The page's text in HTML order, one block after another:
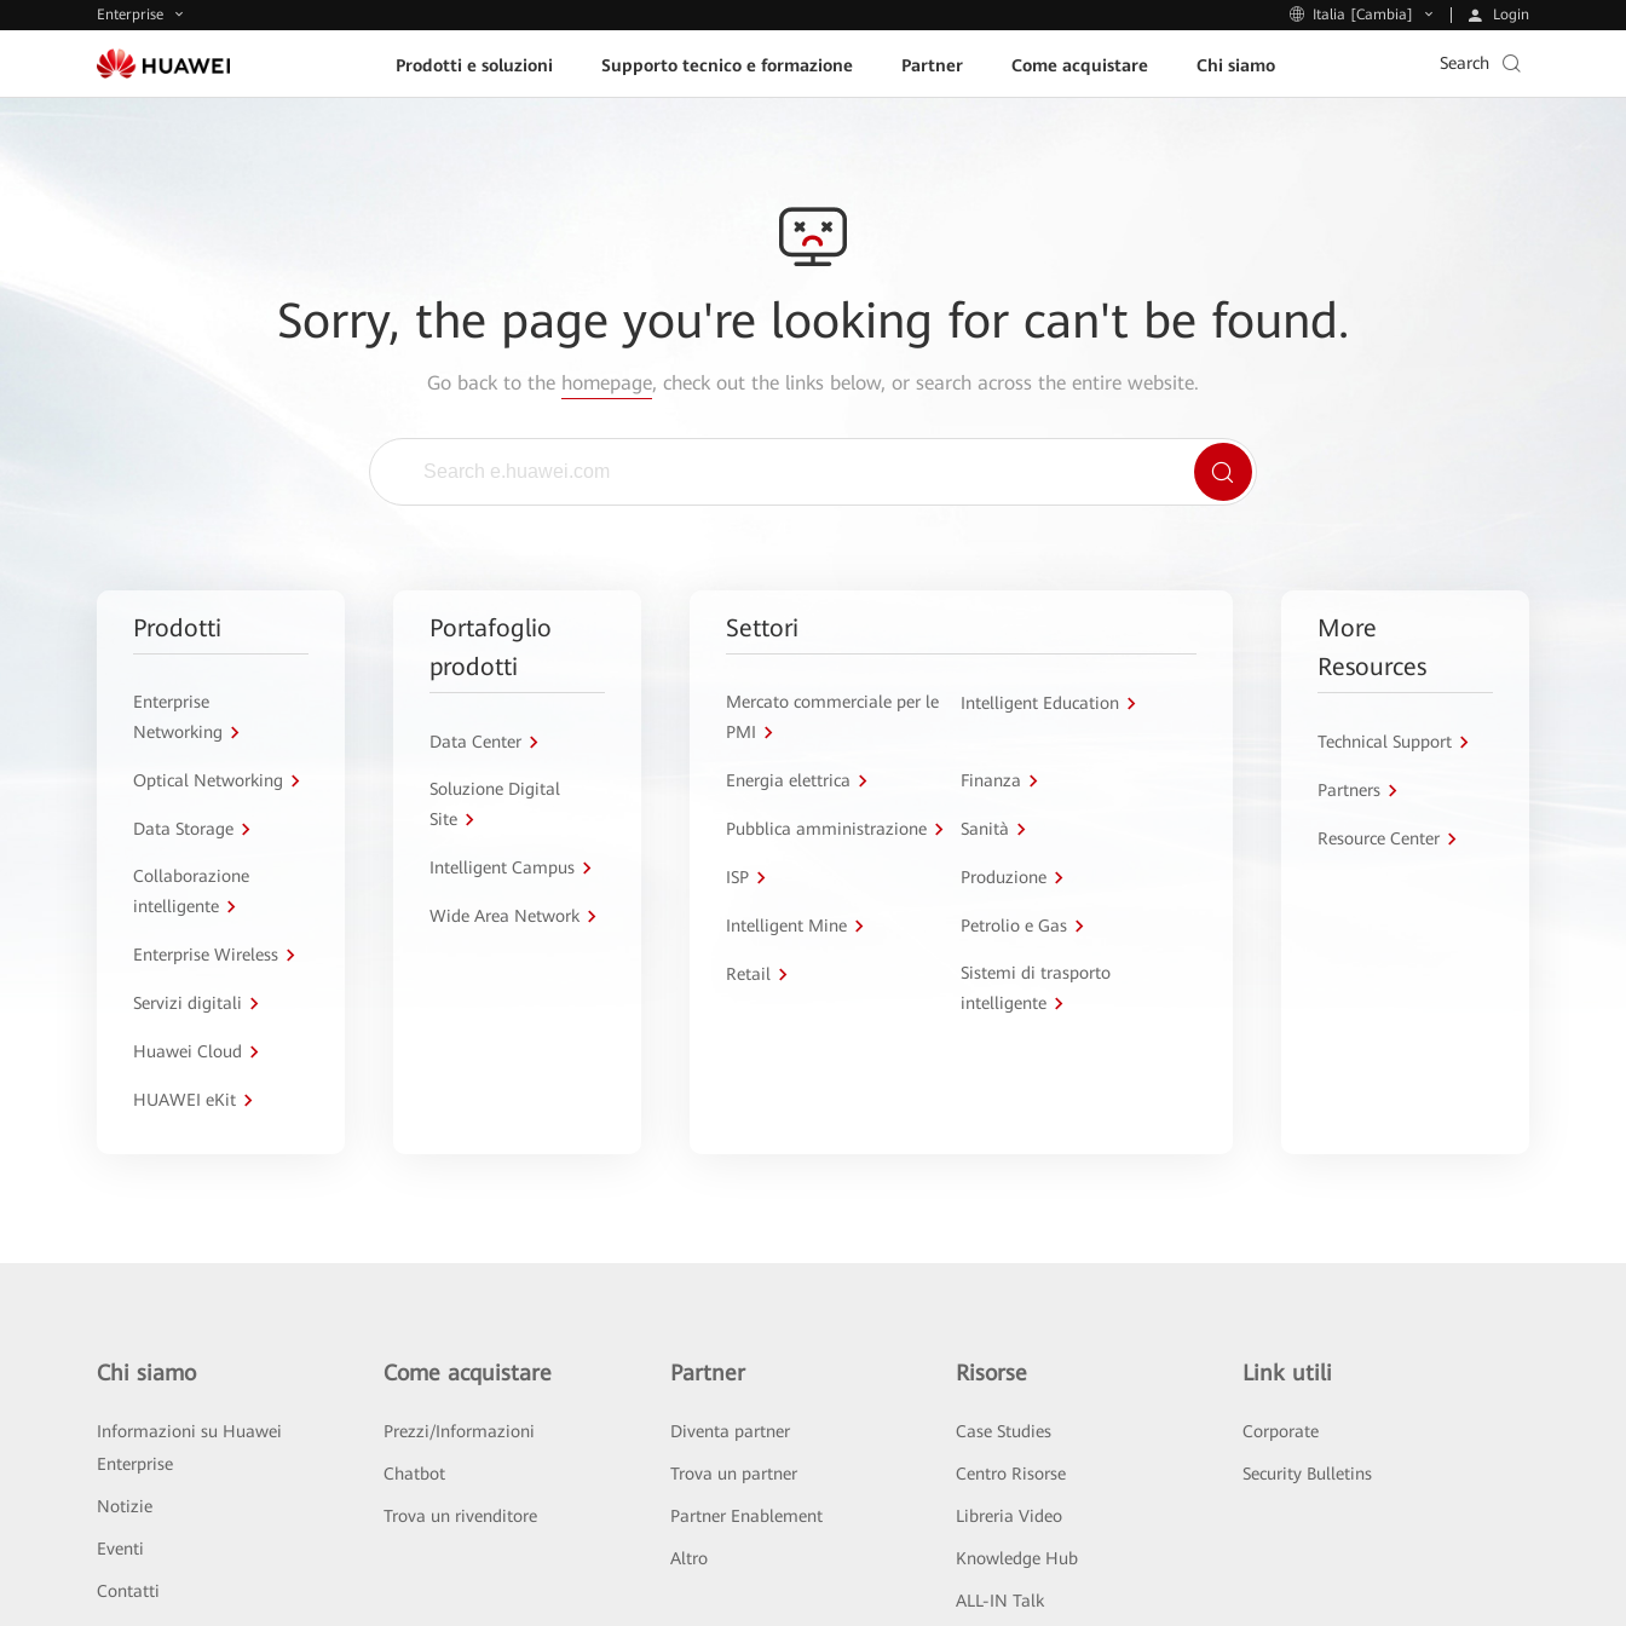
Enterprise Italia [Cambia] Login
Prodotti e soluzioni Supporto tecnico e formazione Partner Come acquistare Chi siamo Search
Sorry, the page you're looking for can't be found.
Go back to the homepage, check out the links below, or search across the entire website.
Prodotti
Enterprise
Networking
Optical Networking
Data Storage
Collaborazione
intelligente
Enterprise Wireless
Servizi digitali
Huawei Cloud
HUAWEI eKit
Portafoglio
prodotti
Data Center
Soluzione Digital
Site
Intelligent Campus
Wide Area Network
Settori
Mercato commerciale per le
PMI
Intelligent Education
Energia elettrica Finanza
Pubblica amministrazione Sanità
ISP Produzione
Intelligent Mine Petrolio e Gas
Retail
Sistemi di trasporto
intelligente
More
Resources
Technical Support
Partners
Resource Center
Chi siamo
Informazioni su Huawei
Enterprise
Notizie
Eventi
Contatti
Come acquistare
Prezzi/Informazioni
Chatbot
Trova un rivenditore
Partner
Diventa partner
Trova un partner
Partner Enablement
Altro
Risorse
Case Studies
Centro Risorse
Libreria Video
Knowledge Hub
ALL-IN Talk
Link utili
Corporate
Security Bulletins